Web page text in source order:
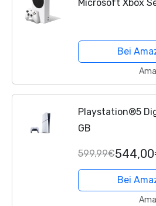
Microsoft Xbox
Bei
Playstation®5
GB
599,99€
Bei